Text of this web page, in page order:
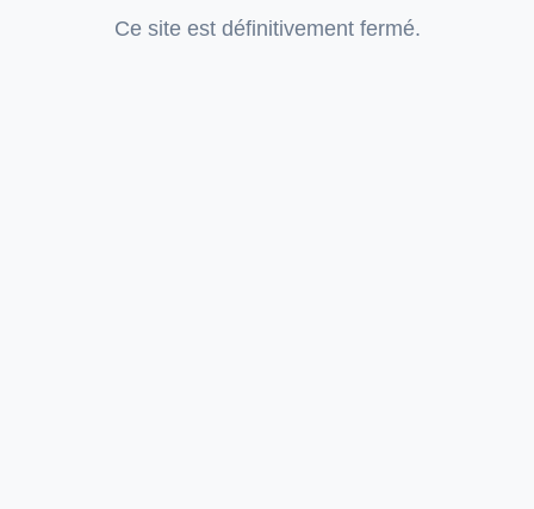
Ce site est définitivement fermé.